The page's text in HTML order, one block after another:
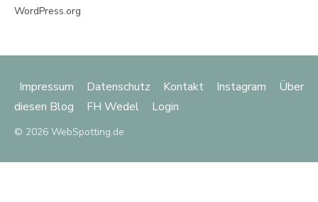
WordPress.org
Impressum Datenschutz Kontakt Instagram
Über
diesen Blog
FH Wedel Login
© 2026 WebSpotting.de